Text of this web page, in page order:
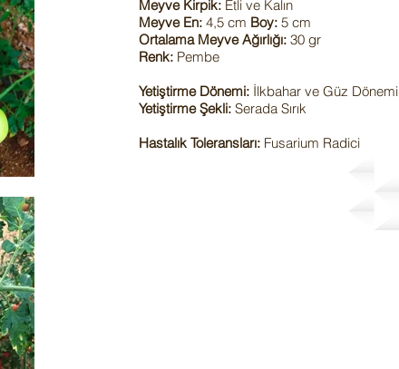
Meyve Kirpik: Etli ve Kalın
Meyve En: 4,5 cm Boy: 5 cm
Ortalama Meyve Ağırlığı: 30 gr
Renk: Pembe
Yetiştirme Dönemi: İlkbahar ve Güz Dönemi
Yetiştirme Şekli: Serada Sırık
Hastalık Toleransları: Fusarium Radici